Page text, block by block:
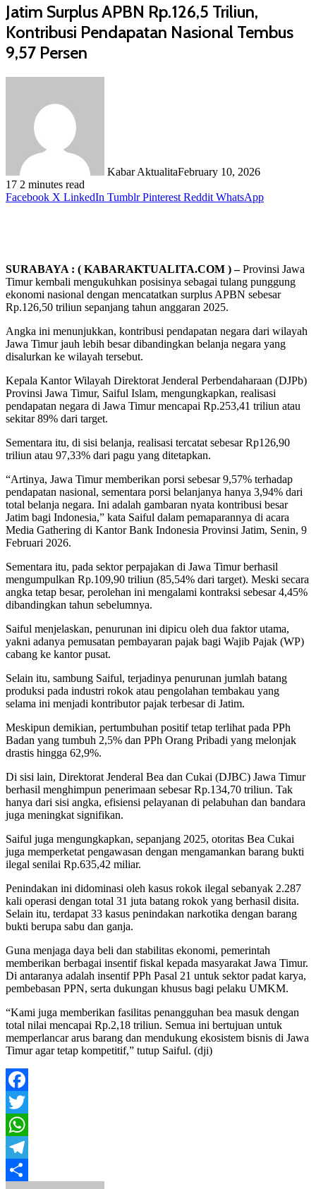
Jatim Surplus APBN Rp.126,5 Triliun,
Kontribusi Pendapatan Nasional Tembus
9,57 Persen
Kabar AktualitaFebruary 10, 2026
17 2 minutes read
Facebook X LinkedIn Tumblr Pinterest Reddit WhatsApp
SURABAYA : ( KABARAKTUALITA.COM ) –Provinsi Jawa
Timur kembali mengukuhkan posisinya sebagai tulang punggung
ekonomi nasional dengan mencatatkan surplus APBN sebesar
Rp.126,50 triliun sepanjang tahun anggaran 2025.
Angka ini menunjukkan, kontribusi pendapatan negara dari wilayah
Jawa Timur jauh lebih besar dibandingkan belanja negara yang
disalurkan ke wilayah tersebut.
Kepala Kantor Wilayah Direktorat Jenderal Perbendaharaan (DJPb)
Provinsi Jawa Timur, Saiful Islam, mengungkapkan, realisasi
pendapatan negara di Jawa Timur mencapai Rp.253,41 triliun atau
sekitar 89% dari target.
Sementara itu, di sisi belanja, realisasi tercatat sebesar Rp126,90
triliun atau 97,33% dari pagu yang ditetapkan.
“Artinya, Jawa Timur memberikan porsi sebesar 9,57% terhadap
pendapatan nasional, sementara porsi belanjanya hanya 3,94% dari
total belanja negara. Ini adalah gambaran nyata kontribusi besar
Jatim bagi Indonesia,” kata Saiful dalam pemaparannya di acara
Media Gathering di Kantor Bank Indonesia Provinsi Jatim, Senin, 9
Februari 2026.
Sementara itu, pada sektor perpajakan di Jawa Timur berhasil
mengumpulkan Rp.109,90 triliun (85,54% dari target). Meski secara
angka tetap besar, perolehan ini mengalami kontraksi sebesar 4,45%
dibandingkan tahun sebelumnya.
Saiful menjelaskan, penurunan ini dipicu oleh dua faktor utama,
yakni adanya pemusatan pembayaran pajak bagi Wajib Pajak (WP)
cabang ke kantor pusat.
Selain itu, sambung Saiful, terjadinya penurunan jumlah batang
produksi pada industri rokok atau pengolahan tembakau yang
selama ini menjadi kontributor pajak terbesar di Jatim.
Meskipun demikian, pertumbuhan positif tetap terlihat pada PPh
Badan yang tumbuh 2,5% dan PPh Orang Pribadi yang melonjak
drastis hingga 62,9%.
Di sisi lain, Direktorat Jenderal Bea dan Cukai (DJBC) Jawa Timur
berhasil menghimpun penerimaan sebesar Rp.134,70 triliun. Tak
hanya dari sisi angka, efisiensi pelayanan di pelabuhan dan bandara
juga meningkat signifikan.
Saiful juga mengungkapkan, sepanjang 2025, otoritas Bea Cukai
juga memperketat pengawasan dengan mengamankan barang bukti
ilegal senilai Rp.635,42 miliar.
Penindakan ini didominasi oleh kasus rokok ilegal sebanyak 2.287
kali operasi dengan total 31 juta batang rokok yang berhasil disita.
Selain itu, terdapat 33 kasus penindakan narkotika dengan barang
bukti berupa sabu dan ganja.
Guna menjaga daya beli dan stabilitas ekonomi, pemerintah
memberikan berbagai insentif fiskal kepada masyarakat Jawa Timur.
Di antaranya adalah insentif PPh Pasal 21 untuk sektor padat karya,
pembebasan PPN, serta dukungan khusus bagi pelaku UMKM.
“Kami juga memberikan fasilitas penangguhan bea masuk dengan
total nilai mencapai Rp.2,18 triliun. Semua ini bertujuan untuk
memperlancar arus barang dan mendukung ekosistem bisnis di Jawa
Timur agar tetap kompetitif,” tutup Saiful. (dji)
Facebook
Twitter
WhatsApp
Telegram